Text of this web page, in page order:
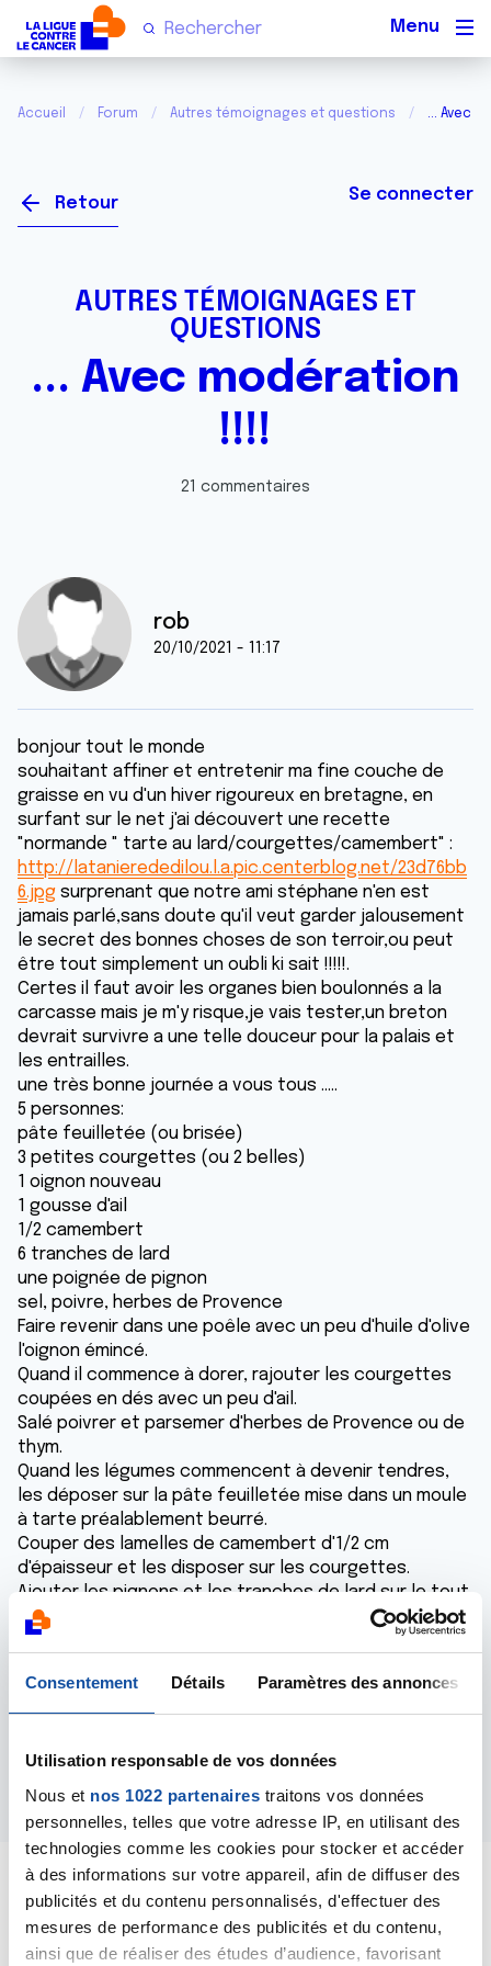
Consentement Détails Paramètres des annonces
Utilisation responsable de vos données
Nous et nos 1022 partenaires traitons vos données
personnelles, telles que votre adresse IP, en utilisant des
technologies comme les cookies pour stocker et accéder
à des informations sur votre appareil, afin de diffuser des
publicités et du contenu personnalisés, d'effectuer des
mesures de performance des publicités et du contenu,
ainsi que de réaliser des études d’audience, favorisant
Accueil Forum Autres témoignages et questions ... Avec
Retour Se connecter
AUTRES TÉMOIGNAGES ET
QUESTIONS
... Avec modération
!!!!
21 commentaires
rob
20/10/2021 - 11:17
bonjour tout le monde
souhaitant affiner et entretenir ma fine couche de
graisse en vu d'un hiver rigoureux en bretagne, en
surfant sur le net j'ai découvert une recette
"normande " tarte au lard/courgettes/camembert" :
http://latanierededilou.l.a.pic.centerblog.net/23d76bb
6.jpg surprenant que notre ami stéphane n'en est
jamais parlé,sans doute qu'il veut garder jalousement
le secret des bonnes choses de son terroir,ou peut
être tout simplement un oubli ki sait !!!!!.
Certes il faut avoir les organes bien boulonnés a la
carcasse mais je m'y risque,je vais tester,un breton
devrait survivre a une telle douceur pour la palais et
les entrailles.
une très bonne journée a vous tous .....
5 personnes:
pâte feuilletée (ou brisée)
3 petites courgettes (ou 2 belles)
1 oignon nouveau
1 gousse d'ail
1/2 camembert
6 tranches de lard
une poignée de pignon
sel, poivre, herbes de Provence
Faire revenir dans une poêle avec un peu d'huile d'olive
l'oignon émincé.
Quand il commence à dorer, rajouter les courgettes
coupées en dés avec un peu d'ail.
Salé poivrer et parsemer d'herbes de Provence ou de
thym.
Quand les légumes commencent à devenir tendres,
les déposer sur la pâte feuilletée mise dans un moule
à tarte préalablement beurré.
Couper des lamelles de camembert d'1/2 cm
d'épaisseur et les disposer sur les courgettes.
Ajouter les pignons et les tranches de lard sur le tout.
Enfourner dans un four chaud à 200°, thermostat 6-7
25 à 30 ms
recette Normande:
Servir avec une laitue ou autre salade de saison
Moufette